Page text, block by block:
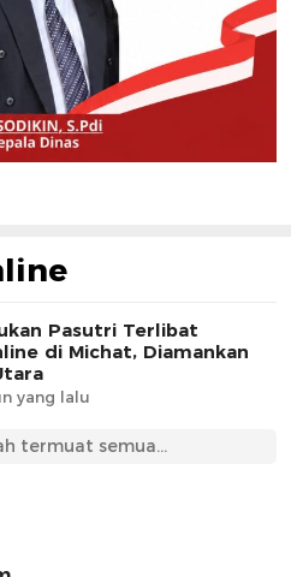
Pasutri Terlibat
di Michat, Diamankan
yang lalu
termuat semua...